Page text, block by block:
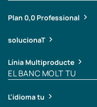
Plan 0,0 Professional
solucionaT
Línia Multiproducte
EL BANC MOLT TU
L'idioma tu